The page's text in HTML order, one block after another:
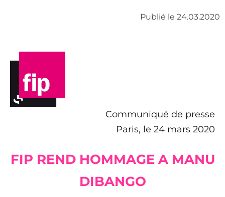
Publié le 24.03.2020
Communiqué de presse
Paris, le 24 mars 2020
FIP REND HOMMAGE A MANU
DIBANGO